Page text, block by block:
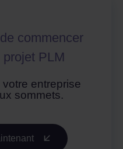
commencer
PLM
entreprise
sommets.